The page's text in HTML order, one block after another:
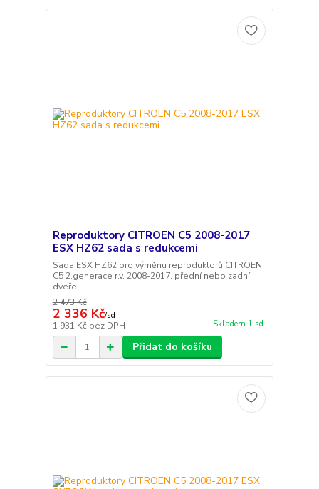
Reproduktory CITROEN C5 2008-2017
ESX HZ62 sada s redukcemi
Sada ESX HZ62 pro výměnu reproduktorů CITROEN
C5 2.generace r.v. 2008-2017, přední nebo zadní
dveře
2 473 Kč
2 336 Kč/sd
1 931 Kč bez DPH Skladem 1 sd
Přidat do košíku